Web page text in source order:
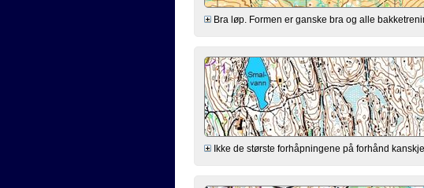
Bra løp. Formen er ganske bra og alle
Ikke de største forhåpningene på forhånd